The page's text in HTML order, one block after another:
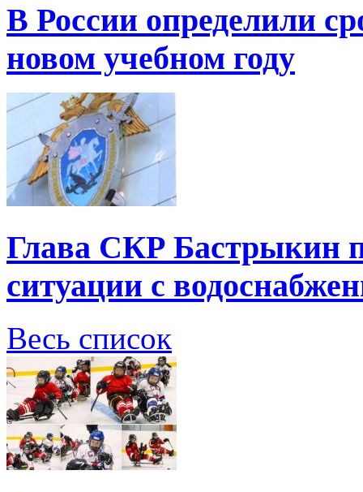
В России определили
новом учебном году
Глава СКР Бастрыкин
ситуации с
Весь список